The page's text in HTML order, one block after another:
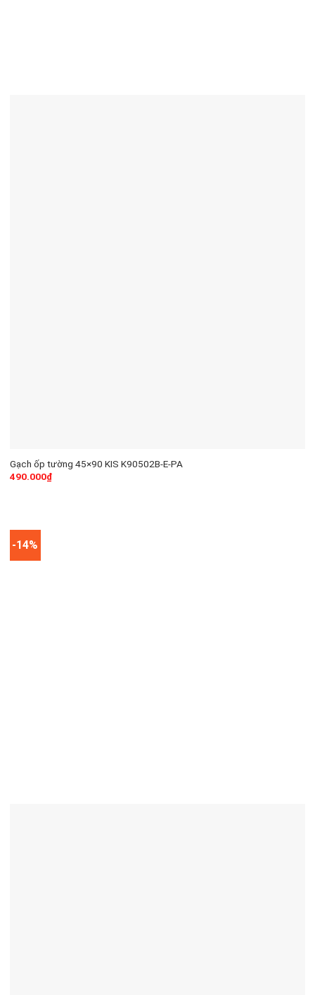
Gạch ốp tường 45×90 KIS K90502B-E-PA
490.000₫
-14%